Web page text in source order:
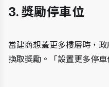
3. 獎勵停車位
當建商想蓋更多樓層時，
換取獎勵。「設置更多停